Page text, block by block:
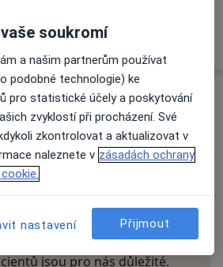
Více
svůj názor
jsou pro nás důležité.
soukromí
a našim partnerům používat
podobné technologie) ke
pro statistické účely a poskytování
zvyklostí při procházení. Své
zkontrolovat a aktualizovat v
naleznete v zásadách ochrany
nastavení Přijmout